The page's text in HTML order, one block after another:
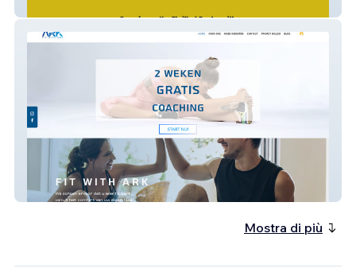
ARK
Mostra di più